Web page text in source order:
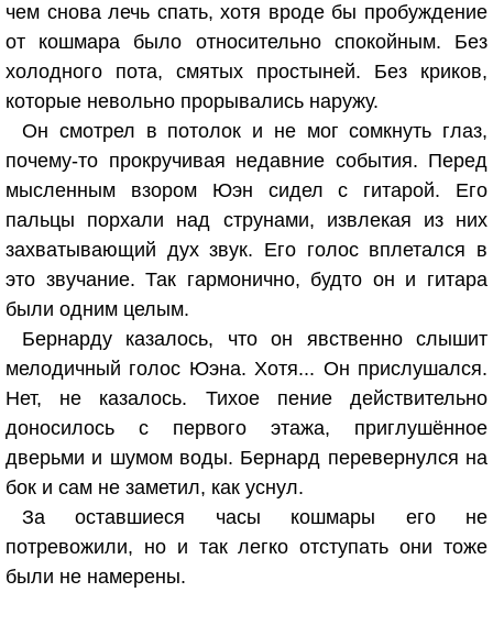
чем снова лечь спать, хотя вроде бы пробуждение
от кошмара было относительно спокойным. Без
холодного пота, смятых простыней. Без криков,
которые невольно прорывались наружу.
Он смотрел в потолок и не мог сомкнуть глаз,
почему-то прокручивая недавние события. Перед
мысленным взором Юэн сидел с гитарой. Его
пальцы порхали над струнами, извлекая из них
захватывающий дух звук. Его голос вплетался в
это звучание. Так гармонично, будто он и гитара
были одним целым.
Бернарду казалось, что он явственно слышит
мелодичный голос Юэна. Хотя... Он прислушался.
Нет, не казалось. Тихое пение действительно
доносилось с первого этажа, приглушённое
дверьми и шумом воды. Бернард перевернулся на
бок и сам не заметил, как уснул.
За оставшиеся часы кошмары его не
потревожили, но и так легко отступать они тоже
были не намерены.